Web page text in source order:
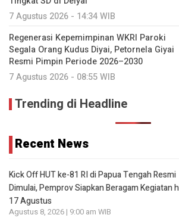
7 Agustus 2026 - 14:34 WIB
Regenerasi Kepemimpinan WKRI Paroki
Segala Orang Kudus Diyai, Petornela Giyai
Resmi Pimpin Periode 2026–2030
7 Agustus 2026 - 08:55 WIB
Trending di Headline
Recent News
Kick Off HUT ke-81 RI di Papua Tengah Resmi
Dimulai, Pemprov Siapkan Beragam Kegiatan
17 Agustus
Agustus 8, 2026 | 9:00 am WIB